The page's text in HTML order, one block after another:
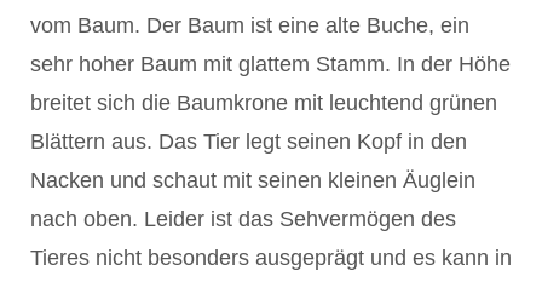
vom Baum. Der Baum ist eine alte Buche, ein
sehr hoher Baum mit glattem Stamm. In der Höhe
breitet sich die Baumkrone mit leuchtend grünen
Blättern aus. Das Tier legt seinen Kopf in den
Nacken und schaut mit seinen kleinen Äuglein
nach oben. Leider ist das Sehvermögen des
Tieres nicht besonders ausgeprägt und es kann in